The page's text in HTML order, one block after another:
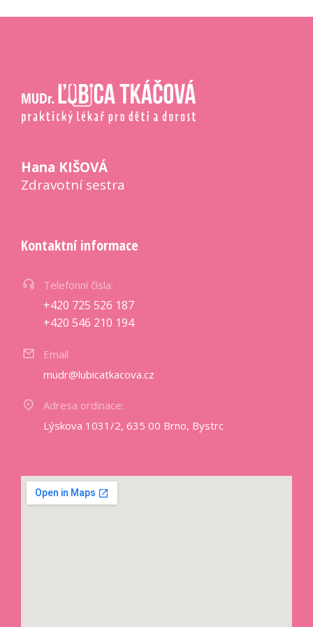
Hana KIŠOVÁ
Zdravotní sestra
Kontaktní informace
Telefonní čísla:
+420 725 526 187
+420 546 210 194
Email
mudr@lubicatkacova.cz
Adresa ordinace:
Lýskova 1031/2, 635 00 Brno, Bystrc